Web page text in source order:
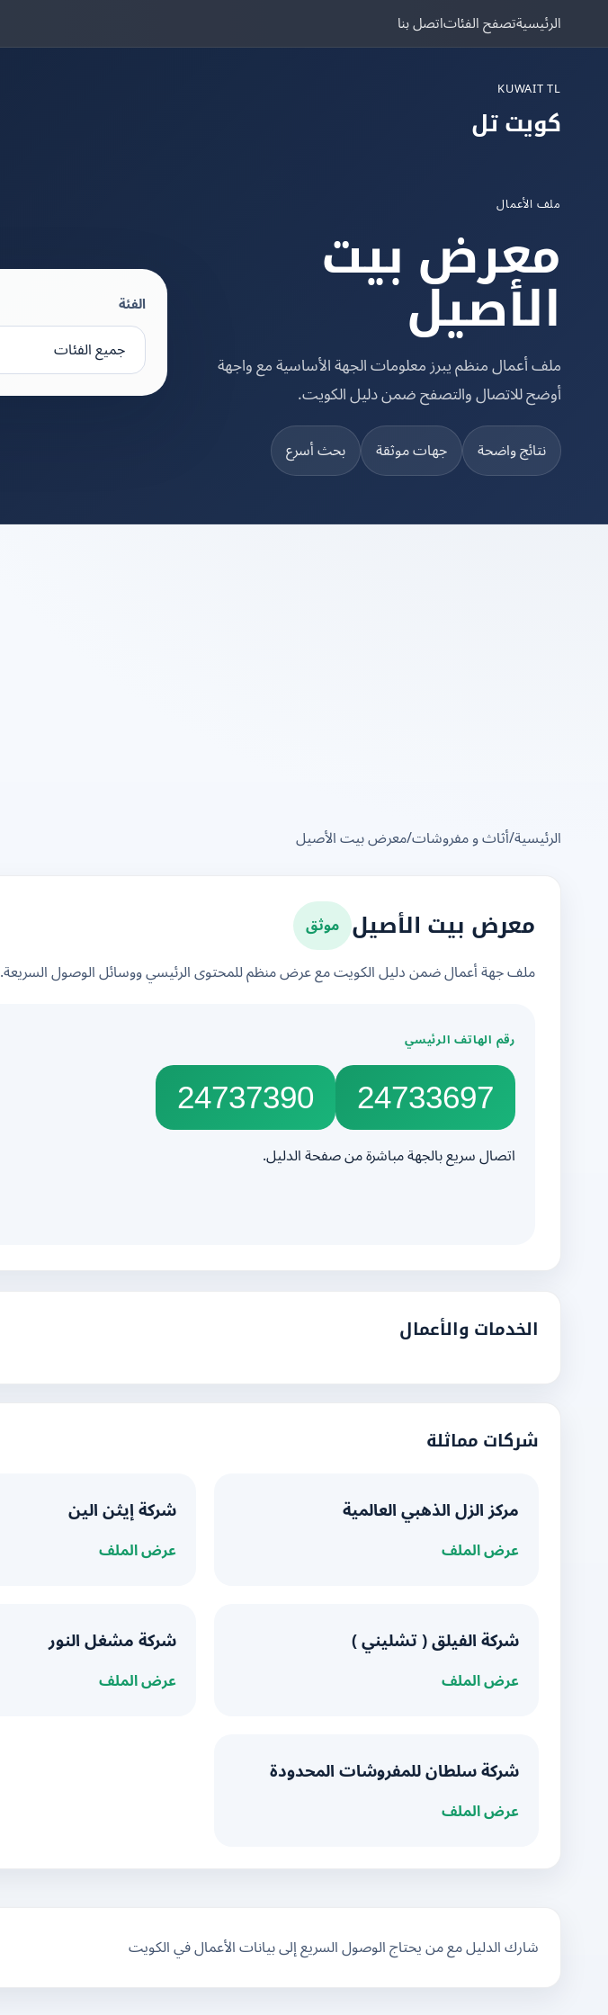
الرئيسيةتصفح الفئاتاتصل بنا
KUWAIT TL
كويت تل
ملف الأعمال
معرض بيت
الأصيل
ملف أعمال منظم يبرز معلومات الجهة الأساسية مع واجهة
أوضح للاتصال والتصفح ضمن دليل الكويت.
نتائج واضحة جهات موثقة بحث أسرع
الفئة
الرئيسية/أثاث و مفروشات/معرض بيت الأصيل
معرض بيت الأصيل موثق
ملف جهة أعمال ضمن دليل الكويت مع عرض منظم للمحتوى الرئيسي ووسائل الوصول السريعة.
رقم الهاتف الرئيسي
24733697
24737390
اتصال سريع بالجهة مباشرة من صفحة الدليل.
الخدمات والأعمال
شركات مماثلة
مركز الزل الذهبي العالمية
عرض الملف
شركة إيثن الين
عرض الملف
شركة الفيلق ( تشليني )
عرض الملف
شركة مشغل النور
عرض الملف
شركة سلطان للمفروشات المحدودة
عرض الملف
شارك الدليل مع من يحتاج الوصول السريع إلى بيانات الأعمال في الكويت